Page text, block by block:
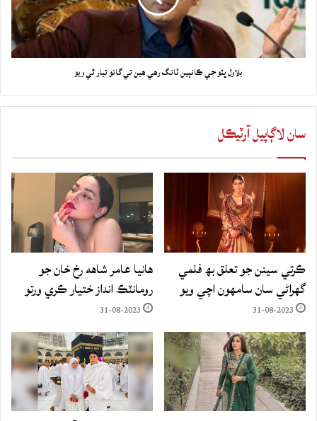
بلاول ڀٽو جي ڪانپين ٽانگ رهي هين تي گانو تيار ٿي ويو
سان لاڳاپيل آرٽيڪل
ڪرتي سينن جو تعلق بھ فلمي
گهراڻي سان سامهون اچي ويو
31-08-2023
هانيا عامر شاهه رخ خان جو
رومانٽڪ انداز ختيار ڪري ورتو
31-08-2023